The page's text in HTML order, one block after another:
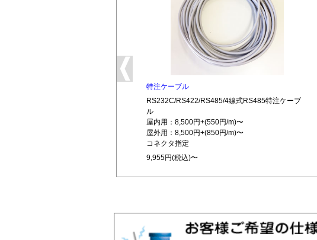
特注ケーブル
RS232C/RS422/RS485/4線式RS485特注ケーブ
ル
屋内用：8,500円+(550円/m)〜
屋外用：8,500円+(850円/m)〜
コネクタ指定
9,955円(税込)〜